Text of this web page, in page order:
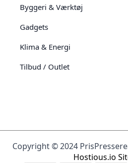
Byggeri & Værktøj
Gadgets
Klima & Energi
Tilbud / Outlet
Copyright © 2024
Hostious.io